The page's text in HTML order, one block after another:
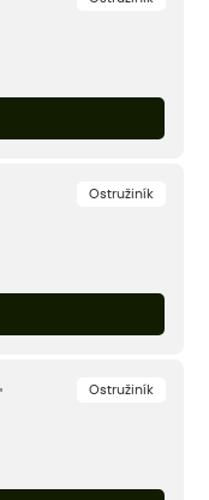
Ostružiník
Ostružiník